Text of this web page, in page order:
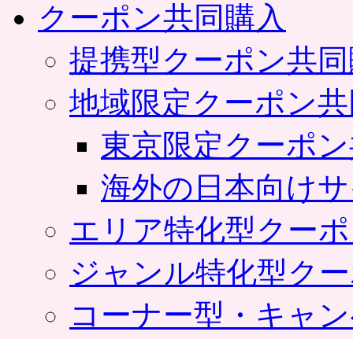
クーポン共同購入
提携型クーポン共
地域限定クーポン
東京限定クーポ
海外の日本向け
エリア特化型クー
ジャンル特化型ク
コーナー型・キャ